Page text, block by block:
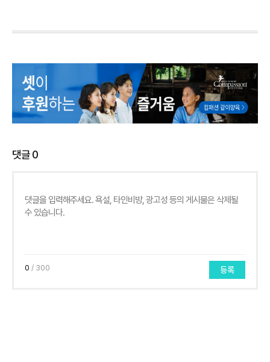
댓글0
0 / 300 등록